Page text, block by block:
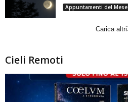
Appuntamenti del Mese
Carica altri
Cieli Remoti